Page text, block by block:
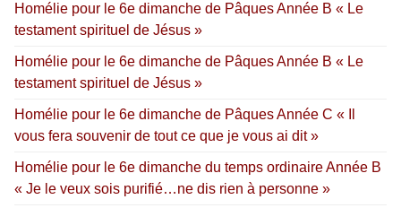
Homélie pour le 6e dimanche de Pâques Année B « Le
testament spirituel de Jésus »
Homélie pour le 6e dimanche de Pâques Année B « Le
testament spirituel de Jésus »
Homélie pour le 6e dimanche de Pâques Année C « Il
vous fera souvenir de tout ce que je vous ai dit »
Homélie pour le 6e dimanche du temps ordinaire Année B
« Je le veux sois purifié…ne dis rien à personne »